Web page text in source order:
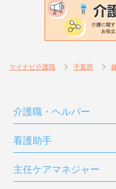
マイナビ介護職 千葉県
介護職・ヘルパー
看護助手
主任ケアマネジャー